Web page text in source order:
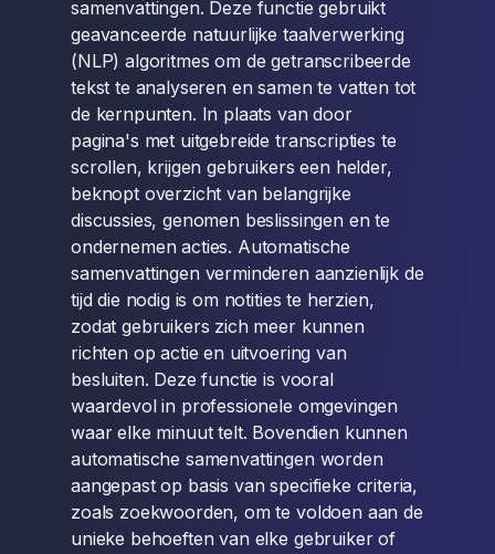
samenvattingen. Deze functie gebruikt
geavanceerde natuurlijke taalverwerking
(NLP) algoritmes om de getranscribeerde
tekst te analyseren en samen te vatten tot
de kernpunten. In plaats van door
pagina's met uitgebreide transcripties te
scrollen, krijgen gebruikers een helder,
beknopt overzicht van belangrijke
discussies, genomen beslissingen en te
ondernemen acties. Automatische
samenvattingen verminderen aanzienlijk de
tijd die nodig is om notities te herzien,
zodat gebruikers zich meer kunnen
richten op actie en uitvoering van
besluiten. Deze functie is vooral
waardevol in professionele omgevingen
waar elke minuut telt. Bovendien kunnen
automatische samenvattingen worden
aangepast op basis van specifieke criteria,
zoals zoekwoorden, om te voldoen aan de
unieke behoeften van elke gebruiker of